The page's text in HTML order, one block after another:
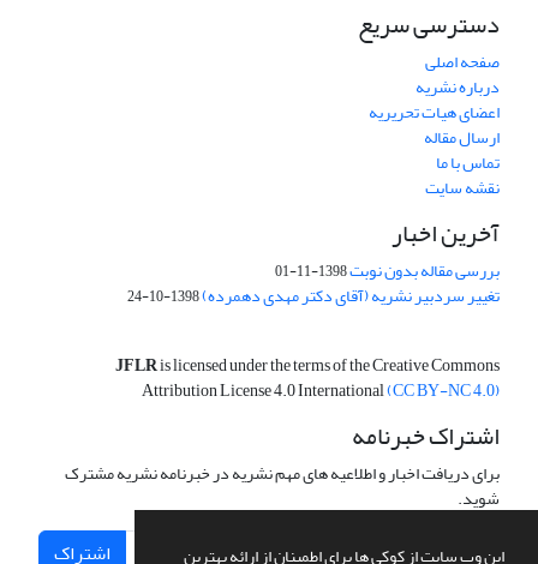
این وب سایت از کوکی ها برای اطمینان از ارائه بهترین
دسترسی سریع
صفحه اصلی
درباره نشریه
اعضای هیات تحریریه
ارسال مقاله
تماس با ما
نقشه سایت
آخرین اخبار
بررسی مقاله بدون نوبت1398-11-01
تغییر سردبیر نشریه (آقای دکتر مهدی دهمرده)1398-10-24
JFLRis licensed under the terms of the Creative Commons
Attribution License 4.0 International(CC BY-NC 4.0)
اشتراک خبرنامه
برای دریافت اخبار و اطلاعیه های مهم نشریه در خبرنامه نشریه مشترک
شوید.
اشتراک